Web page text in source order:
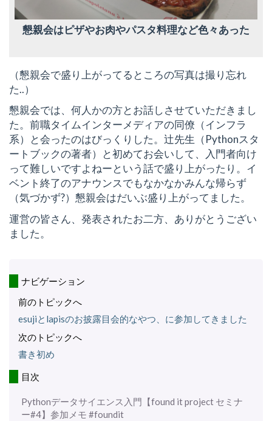
懇親会はピザやお肉やパスタ料理など色々あった
（懇親会で盛り上がってるところの写真は撮り忘れ
た..）
懇親会では、何人かの方とお話しさせていただきまし
た。前職タイムインターメディアの同僚（インフラ
系）と会ったのはびっくりした。辻先生（Pythonスタ
ートブックの著者）と初めてお会いして、入門者向け
って難しいですよねーという話で盛り上がったり。イ
ベント終了のアナウンスでもなかなかみんな帰らず
（気づかず?）懇親会はだいぶ盛り上がってました。
運営の皆さん、発表されたお二方、ありがとうござい
ました。
ナビゲーション
前のトピックへ
esujiとlapisのお披露目会的なやつ、に参加してきました
次のトピックへ
書き初め
目次
Pythonデータサイエンス入門【found it project セミナ
ー#4】参加メモ #foundit